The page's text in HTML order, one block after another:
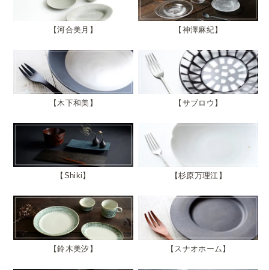
河合美月 神澤麻紀
木下和美 サブロウ
Shiki 杉原万理江
鈴木美汐 スナオホーム